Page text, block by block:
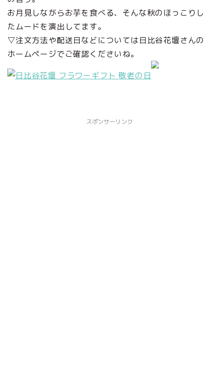
お月見しながらお芋を食べる、そんな秋のほっこりし
たムードを演出してます。
▽注文方法や配送日などについては日比谷花壇さんの
ホームページでご確認くださいね。
スポンサーリンク